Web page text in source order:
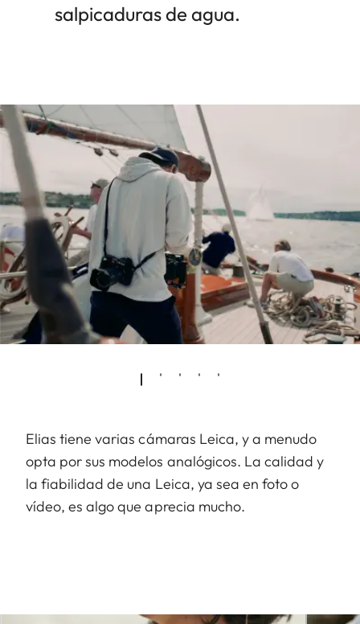
salpicaduras de agua.
Elias tiene varias cámaras Leica, y a menudo
opta por sus modelos analógicos. La calidad y
la fiabilidad de una Leica, ya sea en foto o
vídeo, es algo que aprecia mucho.